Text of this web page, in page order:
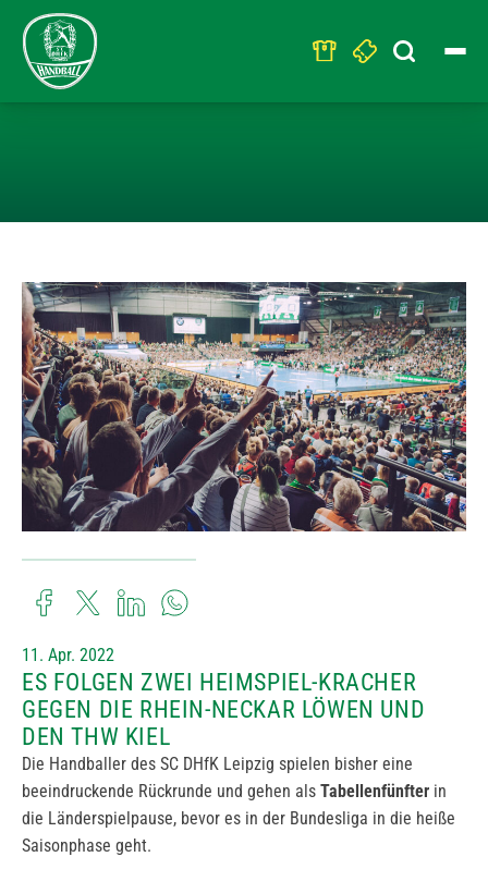
Search
for:
11. Apr. 2022
ES FOLGEN ZWEI HEIMSPIEL-KRACHER
GEGEN DIE RHEIN-NECKAR LÖWEN UND
DEN THW KIEL
Die Handballer des SC DHfK Leipzig spielen bisher eine
beeindruckende Rückrunde und gehen als Tabellenfünfter in
die Länderspielpause, bevor es in der Bundesliga in die heiße
Saisonphase geht.